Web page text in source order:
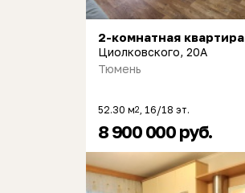
2-комнатная квартира
Циолковского, 20А
Тюмень
52.30 м2, 16/18 эт.
8 900 000 руб.